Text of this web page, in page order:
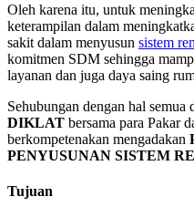
Oleh karena itu, untuk
keterampilan dalam
sakit dalam menyusun sistem
komitmen SDM sehingga
layanan dan juga daya saing
Sehubungan dengan hal semua
DIKLAT bersama para Pakar
berkompetenakan mengadakan
PENYUSUNAN SISTEM
Tujuan